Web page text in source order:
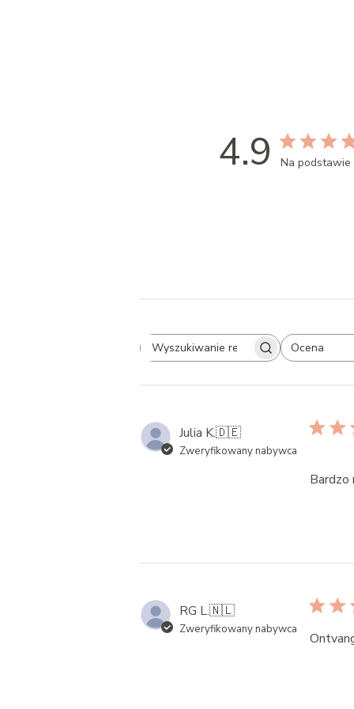
4.9 Na podstawie
Search
Ocena
All ratings
Julia K.🇩🇪
Zweryfikowany nabywca
Bardzo
RG L.🇳🇱
Zweryfikowany nabywca